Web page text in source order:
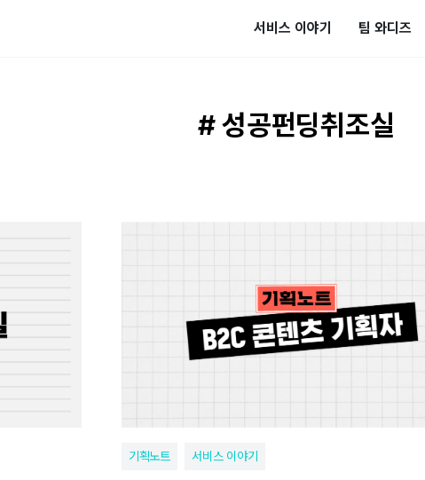
서비스 이야기 팀 와디즈
# 성공펀딩취조실
기획노트 서비스 이야기